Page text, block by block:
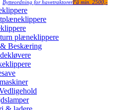
Bytteordning for havetraktorerFå min. 2500,-
plæneklippere
Beskæring